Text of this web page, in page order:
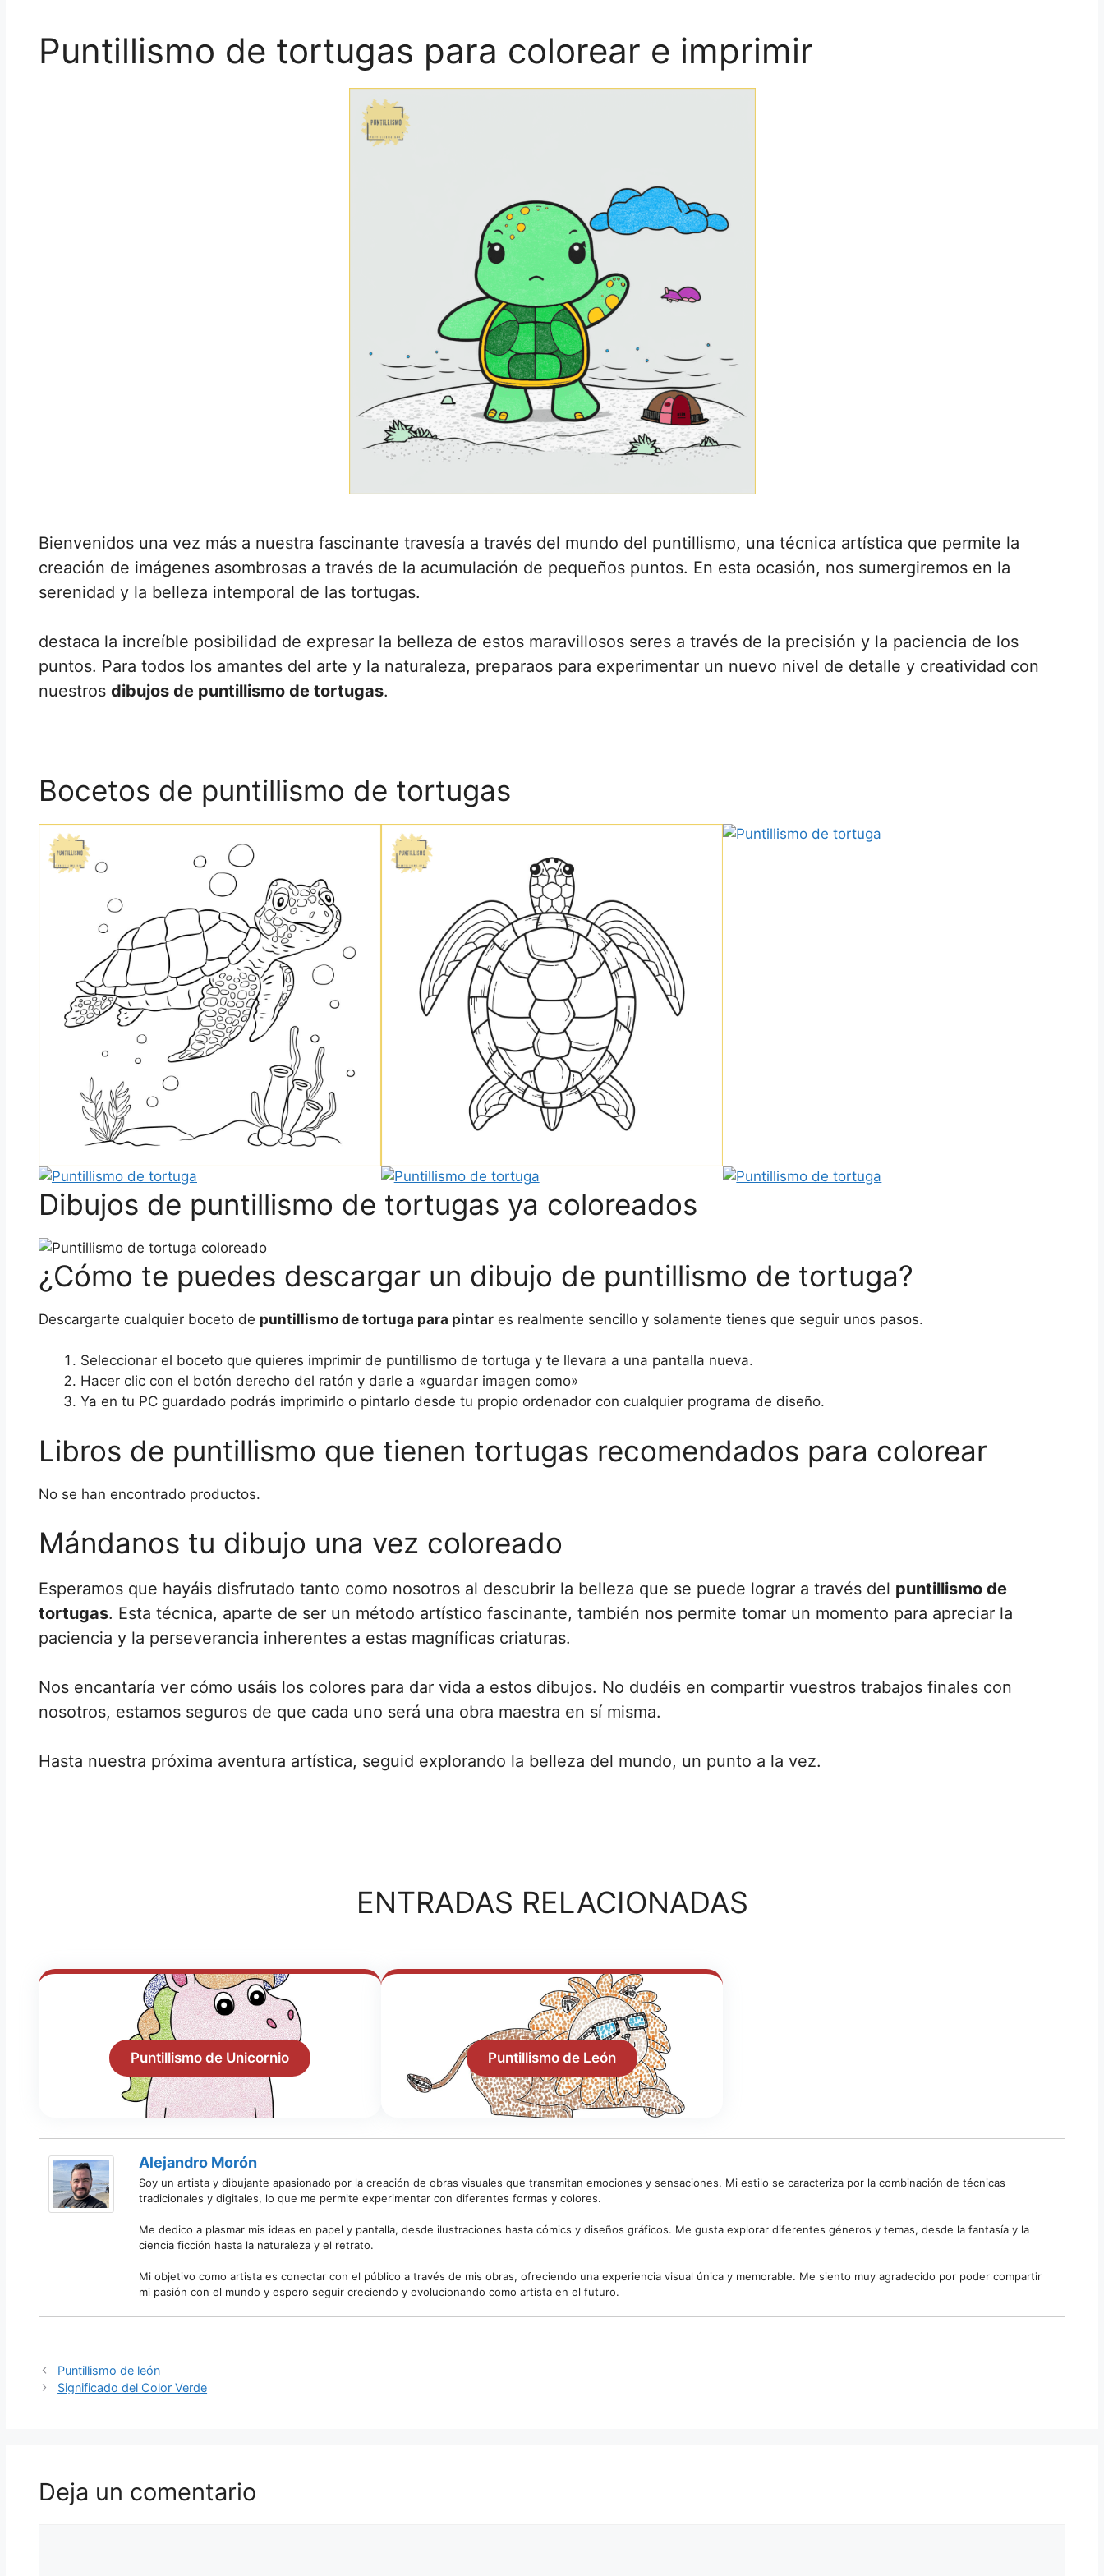
Puntillismo de tortugas para colorear e imprimir
Bienvenidos una vez más a nuestra fascinante travesía a través del mundo del puntillismo, una técnica artística que permite la
creación de imágenes asombrosas a través de la acumulación de pequeños puntos. En esta ocasión, nos sumergiremos en la
serenidad y la belleza intemporal de las tortugas.
destaca la increíble posibilidad de expresar la belleza de estos maravillosos seres a través de la precisión y la paciencia de los
puntos. Para todos los amantes del arte y la naturaleza, preparaos para experimentar un nuevo nivel de detalle y creatividad con
nuestros dibujos de puntillismo de tortugas.
Bocetos de puntillismo de tortugas
Dibujos de puntillismo de tortugas ya coloreados
¿Cómo te puedes descargar un dibujo de puntillismo de tortuga?
Descargarte cualquier boceto de puntillismo de tortuga para pintar es realmente sencillo y solamente tienes que seguir unos pasos.
Seleccionar el boceto que quieres imprimir de puntillismo de tortuga y te llevara a una pantalla nueva.
Hacer clic con el botón derecho del ratón y darle a «guardar imagen como»
Ya en tu PC guardado podrás imprimirlo o pintarlo desde tu propio ordenador con cualquier programa de diseño.
Libros de puntillismo que tienen tortugas recomendados para colorear
No se han encontrado productos.
Mándanos tu dibujo una vez coloreado
Esperamos que hayáis disfrutado tanto como nosotros al descubrir la belleza que se puede lograr a través del puntillismo de
tortugas. Esta técnica, aparte de ser un método artístico fascinante, también nos permite tomar un momento para apreciar la
paciencia y la perseverancia inherentes a estas magníficas criaturas.
Nos encantaría ver cómo usáis los colores para dar vida a estos dibujos. No dudéis en compartir vuestros trabajos finales con
nosotros, estamos seguros de que cada uno será una obra maestra en sí misma.
Hasta nuestra próxima aventura artística, seguid explorando la belleza del mundo, un punto a la vez.
ENTRADAS RELACIONADAS
Puntillismo de Unicornio Puntillismo de León
Alejandro Morón
Soy un artista y dibujante apasionado por la creación de obras visuales que transmitan emociones y sensaciones. Mi estilo se caracteriza por la combinación de técnicas
tradicionales y digitales, lo que me permite experimentar con diferentes formas y colores.
Me dedico a plasmar mis ideas en papel y pantalla, desde ilustraciones hasta cómics y diseños gráficos. Me gusta explorar diferentes géneros y temas, desde la fantasía y la
ciencia ficción hasta la naturaleza y el retrato.
Mi objetivo como artista es conectar con el público a través de mis obras, ofreciendo una experiencia visual única y memorable. Me siento muy agradecido por poder compartir
mi pasión con el mundo y espero seguir creciendo y evolucionando como artista en el futuro.
Puntillismo de león
Significado del Color Verde
Deja un comentario